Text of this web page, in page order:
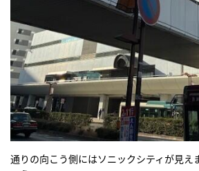
通りの向こう側にはソニックシティが見え